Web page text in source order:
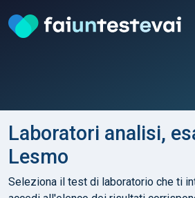
Laboratori analisi,
Lesmo
Seleziona il test di laboratorio che ti